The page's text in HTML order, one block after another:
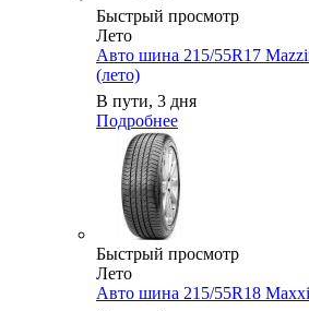
Быстрый просмотр
Лето
Авто шина 215/55R17
(лето)
В пути, 3 дня
Подробнее
Быстрый просмотр
Лето
Авто шина 215/55R18